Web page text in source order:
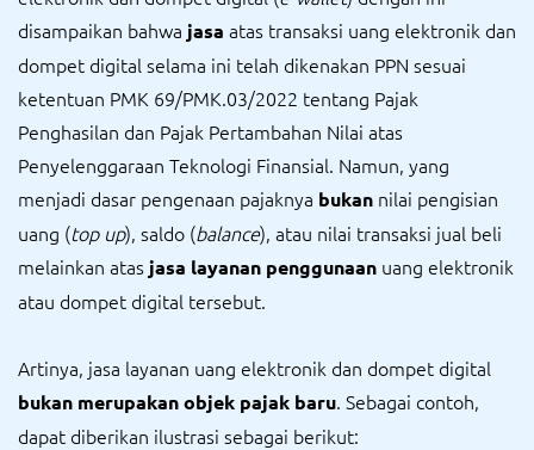
disampaikan bahwa jasa atas transaksi uang elektronik dan
dompet digital selama ini telah dikenakan PPN sesuai
ketentuan PMK 69/PMK.03/2022 tentang Pajak
Penghasilan dan Pajak Pertambahan Nilai atas
Penyelenggaraan Teknologi Finansial. Namun, yang
menjadi dasar pengenaan pajaknya bukan nilai pengisian
uang (top up), saldo (balance), atau nilai transaksi jual beli
melainkan atas jasa layanan penggunaan uang elektronik
atau dompet digital tersebut.
Artinya, jasa layanan uang elektronik dan dompet digital
bukan merupakan objek pajak baru. Sebagai contoh,
dapat diberikan ilustrasi sebagai berikut: